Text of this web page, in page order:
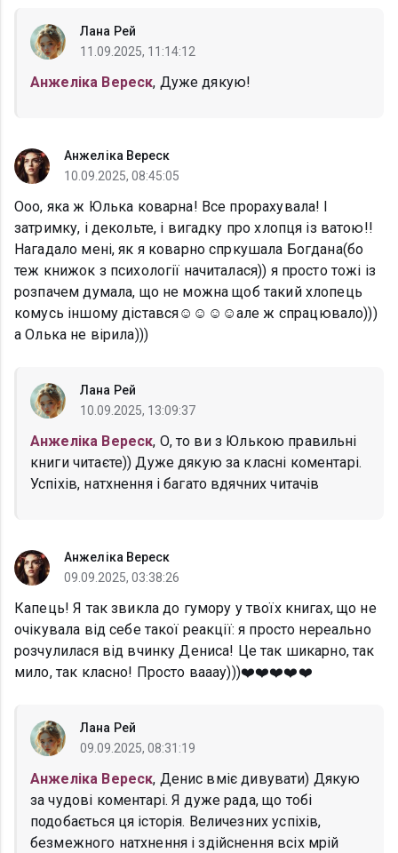
Лана Рей
11.09.2025, 11:14:12
Анжеліка Вереск, Дуже дякую!
Анжеліка Вереск
10.09.2025, 08:45:05
Ооо, яка ж Юлька коварна! Все прорахувала! І
затримку, і декольте, і вигадку про хлопця із ватою!!
Нагадало мені, як я коварно спркушала Богдана(бо
теж книжок з психології начиталася)) я просто тожі із
розпачем думала, що не можна щоб такий хлопець
комусь іншому дістався☺️☺️☺️☺️але ж спрацювало)))
а Олька не вірила)))
Лана Рей
10.09.2025, 13:09:37
Анжеліка Вереск, О, то ви з Юлькою правильні
книги читаєте)) Дуже дякую за класні коментарі.
Успіхів, натхнення і багато вдячних читачів
Анжеліка Вереск
09.09.2025, 03:38:26
Капець! Я так звикла до гумору у твоїх книгах, що не
очікувала від себе такої реакції: я просто нереально
розчулилася від вчинку Дениса! Це так шикарно, так
мило, так класно! Просто вааау)))❤️❤️❤️❤️❤️
Лана Рей
09.09.2025, 08:31:19
Анжеліка Вереск, Денис вміє дивувати) Дякую
за чудові коментарі. Я дуже рада, що тобі
подобається ця історія. Величезних успіхів,
безмежного натхнення і здійснення всіх мрій